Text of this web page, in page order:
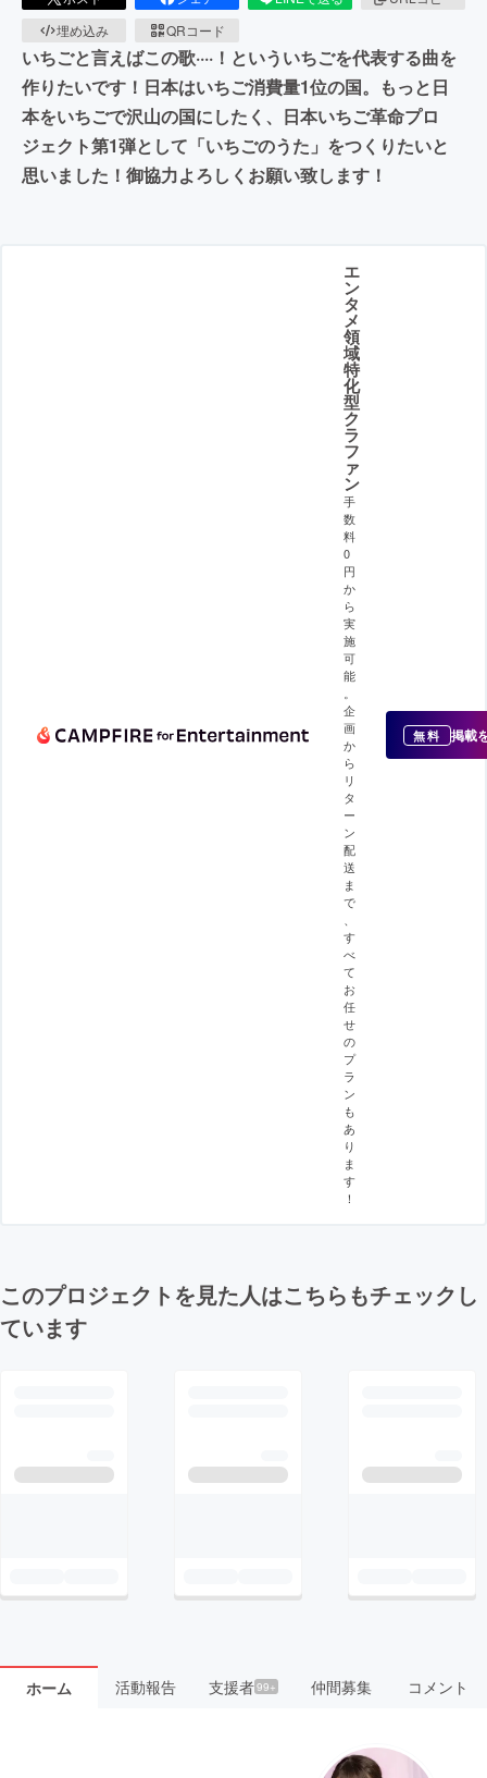
埋め込み
QRコード
いちごと言えばこの歌····！といういちごを代表する曲を
作りたいです！日本はいちご消費量1位の国。もっと日
本をいちごで沢山の国にしたく、日本いちご革命プロ
ジェクト第1弾として「いちごのうた」をつくりたいと
思いました！御協力よろしくお願い致します！
エ
ン
タ
メ
領
域
特
化
型
ク
ラ
フ
ァ
ン
手
数
料
0
円
か
ら
実
施
可
能
企
画
か
ら
リ
タ
ー
ン
配
送
ま
で
す
べ
て
お
任
せ
の
プ
ラ
ン
も
あ
り
ま
す
！
無料 掲載
このプロジェクトを見た人はこちらもチェックし
ています
ホーム 活動報告 支援者99+ 仲間募集 コメント